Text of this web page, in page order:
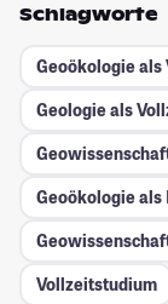
Schlagworte
Geoökologie
Geologie als
Geoökologie
Vollzeitstudium